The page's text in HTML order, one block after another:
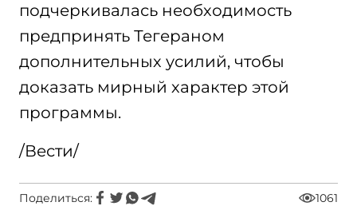
подчеркивалась необходимость
предпринять Тегераном
дополнительных усилий, чтобы
доказать мирный характер этой
программы.
/Вести/
Поделиться: 1061